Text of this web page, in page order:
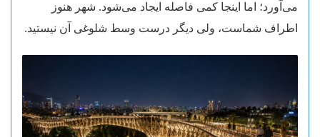
می‌آورد؛ اما اینجا کمی فاصله ایجاد می‌شود. شهر هنوز
اطراف شماست، ولی دیگر درست وسط شلوغی آن نیستید.